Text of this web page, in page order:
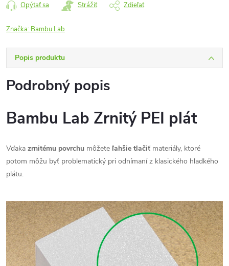
Opýtať sa Strážiť Zdieľať
Značka: Bambu Lab
Popis produktu
Podrobný popis
Bambu Lab Zrnitý PEI plát
Vďaka zrnitému povrchu môžete ľahšie tlačiť materiály, ktoré
potom môžu byť problematický pri odnímaní z klasického hladkého
plátu.